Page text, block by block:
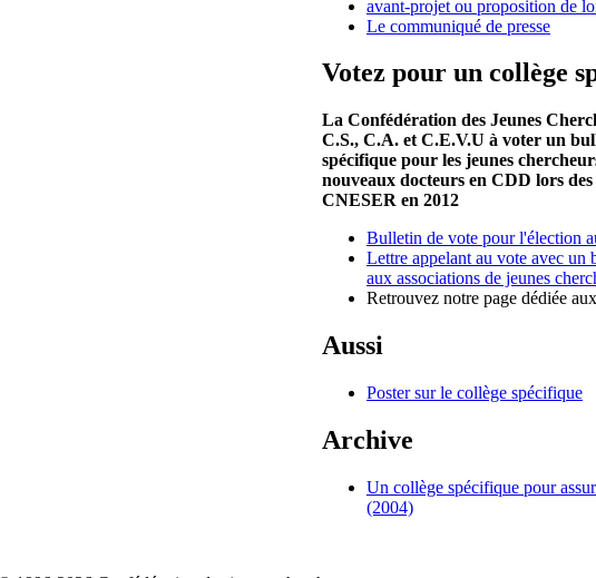
avant-projet ou proposition de
Le communiqué de presse
Votez pour un collège
La Confédération des Jeunes
C.S., C.A. et C.E.V.U à voter un
spécifique pour les jeunes
nouveaux docteurs en CDD lors
CNESER en 2012
Bulletin de vote pour l'élection
Lettre appelant au vote avec un
aux associations de jeunes
Retrouvez notre page dédiée
Aussi
Poster sur le collège spécifique
Archive
Un collège spécifique pour
(2004)